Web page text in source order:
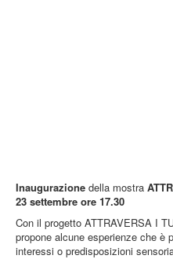
Inaugurazione della mostra
23 settembre ore 17.30
Con il progetto ATTRAVERSA I
propone alcune esperienze che è
interessi o predisposizioni